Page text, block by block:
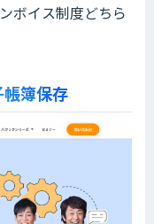
ボイス制度どちら
簿保存